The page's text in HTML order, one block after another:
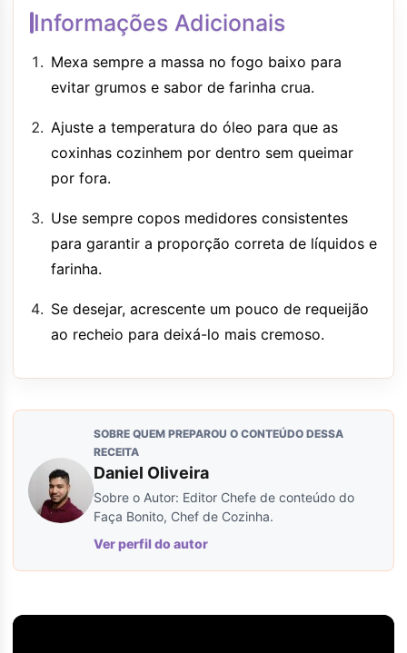
Informações Adicionais
Mexa sempre a massa no fogo baixo para
evitar grumos e sabor de farinha crua.
Ajuste a temperatura do óleo para que as
coxinhas cozinhem por dentro sem queimar
por fora.
Use sempre copos medidores consistentes
para garantir a proporção correta de líquidos e
farinha.
Se desejar, acrescente um pouco de requeijão
ao recheio para deixá-lo mais cremoso.
SOBRE QUEM PREPAROU O CONTEÚDO DESSA
RECEITA
Daniel Oliveira
Sobre o Autor: Editor Chefe de conteúdo do
Faça Bonito, Chef de Cozinha.
Ver perfil do autor